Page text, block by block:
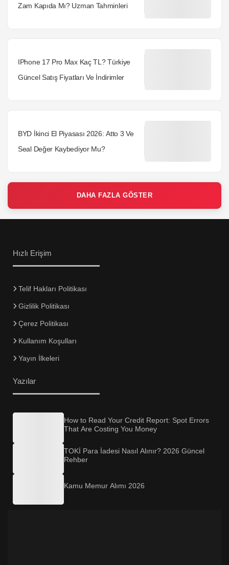
Zam Kapıda Mı? Uzman Tahminleri
IPhone 17 Pro Max Kaç TL? Türkiye
Güncel Satış Fiyatları Ve İndirimler
BYD İkinci El Piyasası 2026: Atto 3 Ve
Seal Değer Kaybediyor Mu?
DAHA FAZLA GÖSTER
Hızlı Erişim
Telif Hakları Politikası
Gizlilik Politikası
Çerez Politikası
Kullanım Koşulları
Yayın İlkeleri
Yazılar
How to Read Your Credit Report: Spot Errors
That Are Costing You Money
TOKİ Para İadesi Nasıl Alınır? 2026 Güncel
Rehber
Kamu Memur Alımı 2026